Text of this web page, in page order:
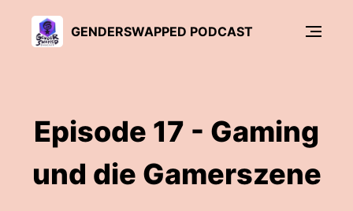
GENDERSWAPPED PODCAST
Episode 17 - Gaming
und die Gamerszene